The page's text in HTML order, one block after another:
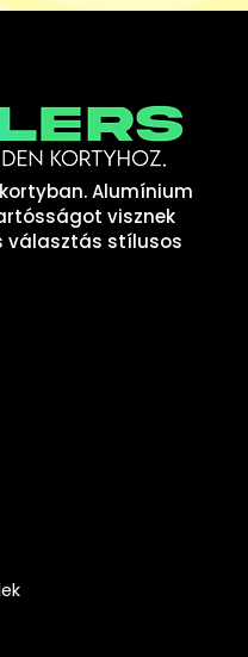
Alumínium
visznek
választás stílusos